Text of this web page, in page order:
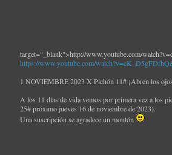
target="_blank">http://www.youtube.com/
https://www.youtube.com/
1 NOVIEMBRE 2023 X Pichón 11# ¡Abren los
A los 11 días de vida vemos por primera vez a los
25# próximo jueves 16 de noviembre de 2023).
Una suscripción se agradece un montón